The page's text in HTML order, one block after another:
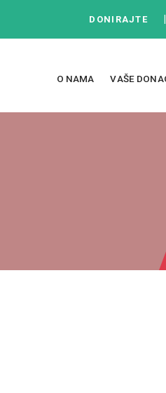
DONIRAJTE
O NAMA VAŠE